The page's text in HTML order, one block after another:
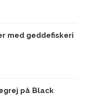
med geddefiskeri
på Black